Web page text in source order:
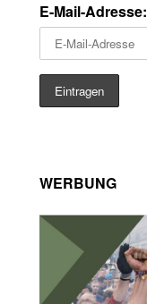
E-Mail-Adresse:
WERBUNG